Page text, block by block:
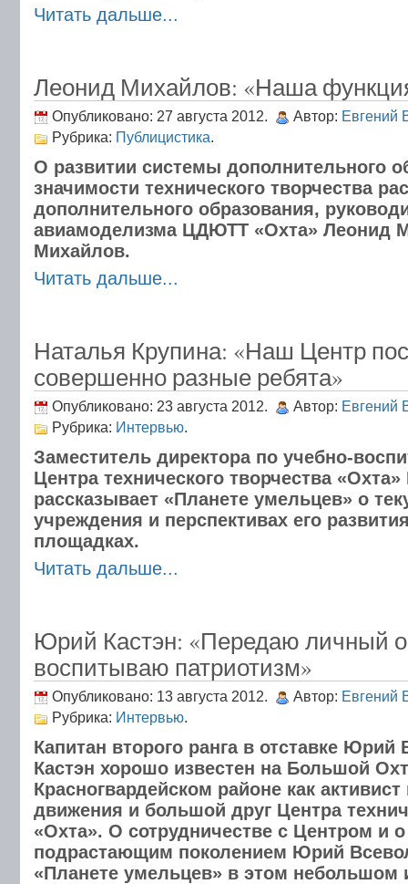
Читать дальше...
Леонид Михайлов: «Наша
Опубликовано: 27 августа 2012. Автор: Евгений
Рубрика: Публицистика.
О развитии системы дополнительного
значимости технического творчества
дополнительного образования,
авиамоделизма ЦДЮТТ «Охта» Леонид
Михайлов.
Читать дальше...
Наталья Крупина: «Наш Центр
совершенно разные ребята»
Опубликовано: 23 августа 2012. Автор: Евгений
Рубрика: Интервью.
Заместитель директора по учебно-
Центра технического творчества
рассказывает «Планете умельцев» о
учреждения и перспективах его
площадках.
Читать дальше...
Юрий Кастэн: «Передаю личный
воспитываю патриотизм»
Опубликовано: 13 августа 2012. Автор: Евгений
Рубрика: Интервью.
Капитан второго ранга в отставке Юрий
Кастэн хорошо известен на Большой
Красногвардейском районе как активист
движения и большой друг Центра
«Охта». О сотрудничестве с Центром и о
подрастающим поколением Юрий
«Планете умельцев» в этом небольшом